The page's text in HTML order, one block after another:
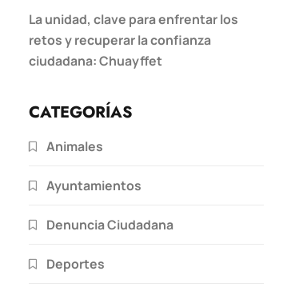
La unidad, clave para enfrentar los
retos y recuperar la confianza
ciudadana: Chuayffet
CATEGORÍAS
Animales
Ayuntamientos
Denuncia Ciudadana
Deportes